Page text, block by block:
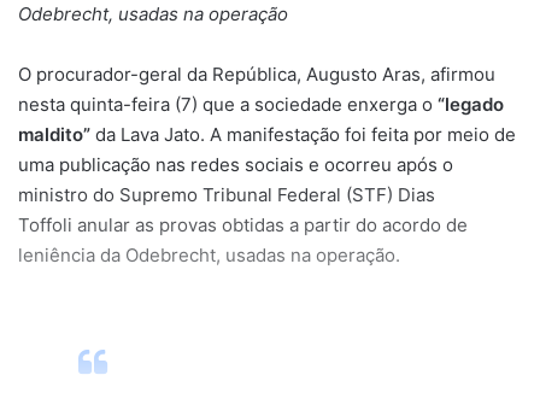
Odebrecht, usadas na operação
O procurador-geral da República, Augusto Aras, afirmou
nesta quinta-feira (7) que a sociedade enxerga o “legado
maldito” da Lava Jato. A manifestação foi feita por meio de
uma publicação nas redes sociais e ocorreu após o
ministro do Supremo Tribunal Federal (STF) Dias
Toffoli anular as provas obtidas a partir do acordo de
leniência da Odebrecht, usadas na operação.